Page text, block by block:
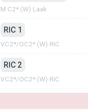
M C2* (W)·Laak
RIC 1
VC2*/OC2* (W)·RIC
RIC 2
VC2*/OC2* (W)·RIC